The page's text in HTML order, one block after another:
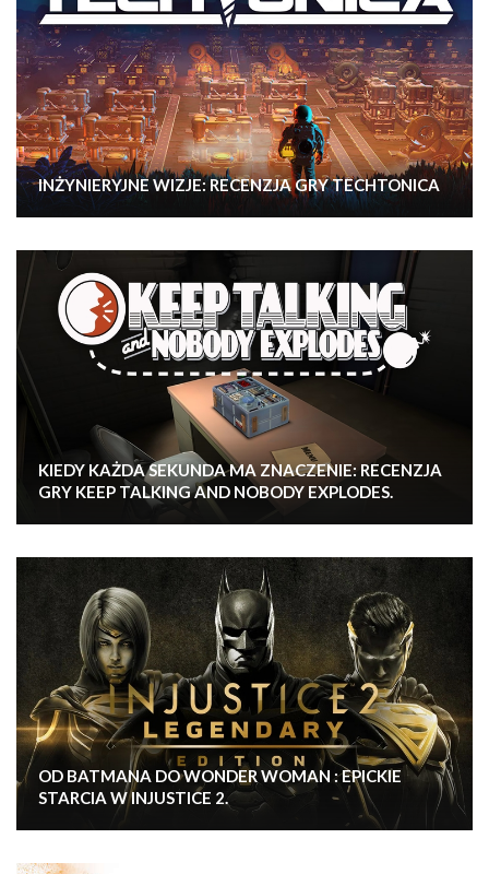
INŻYNIERYJNE WIZJE: RECENZJA GRY TECHTONICA
KIEDY KAŻDA SEKUNDA MA ZNACZENIE: RECENZJA
GRY KEEP TALKING AND NOBODY EXPLODES.
OD BATMANA DO WONDER WOMAN : EPICKIE
STARCIA W INJUSTICE 2.